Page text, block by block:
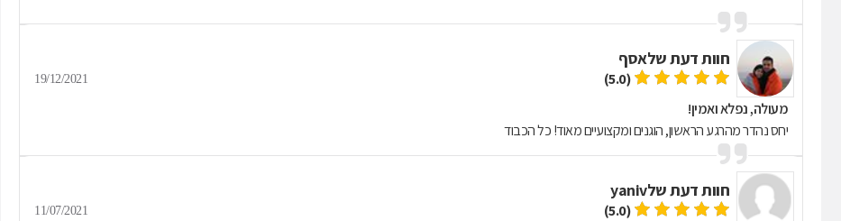
חוות דעת שלאסף
(5.0)
19/12/2021
מעולה, נפלא ואמין!
יחס נהדר מהרגע הראשון, הוגנים ומקצועיים מאוד! כל הכבוד
חוות דעת שלyaniv
(5.0)
11/07/2021